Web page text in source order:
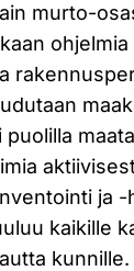
murto-
ja -
kaikille
kunnille.